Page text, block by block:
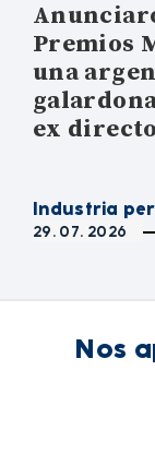
Premios
una
ex
Industria
29. 07. 2026
Nos